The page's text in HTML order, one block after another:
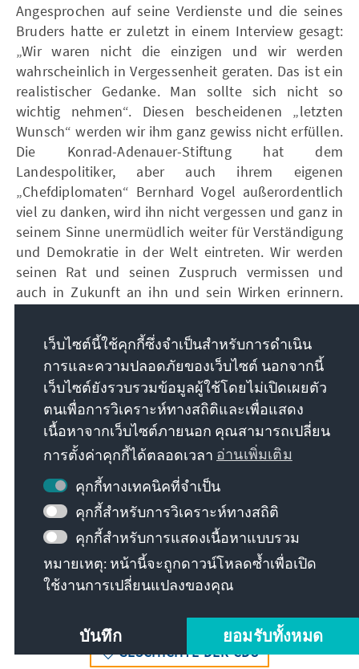
Angesprochen auf seine Verdienste und die seines
Bruders hatte er zuletzt in einem Interview gesagt:
„Wir waren nicht die einzigen und wir werden
wahrscheinlich in Vergessenheit geraten. Das ist ein
realistischer Gedanke. Man sollte sich nicht so
wichtig nehmen“. Diesen bescheidenen „letzten
Wunsch“ werden wir ihm ganz gewiss nicht erfüllen.
Die Konrad-Adenauer-Stiftung hat dem
Landespolitiker, aber auch ihrem eigenen
„Chefdiplomaten“ Bernhard Vogel außerordentlich
viel zu danken, wird ihn nicht vergessen und ganz in
seinem Sinne unermüdlich weiter für Verständigung
und Demokratie in der Welt eintreten. Wir werden
seinen Rat und seinen Zuspruch vermissen und
auch in Zukunft an ihn und sein Wirken erinnern.
Lebzeiten überlassen hat, wird dabei nicht schädlich
sein.
หัวข้อ
GESCHICHTE DER CDU
เว็บไซต์นี้ใช้คุกกี้ซึ่งจำเป็นสำหรับการดำเนิน
การและความปลอดภัยของเว็บไซต์ นอกจากนี้
เว็บไซต์ยังรวบรวมข้อมูลผู้ใช้โดยไม่เปิดเผยตัว
ตนเพื่อการวิเคราะห์ทางสถิติและเพื่อแสดง
เนื้อหาจากเว็บไซต์ภายนอก คุณสามารถเปลี่ยน
การตั้งค่าคุกกี้ได้ตลอดเวลา อ่านเพิ่มเติม
คุกกี้ทางเทคนิคที่จำเป็น
คุกกี้สำหรับการวิเคราะห์ทางสถิติ
คุกกี้สำหรับการแสดงเนื้อหาแบบรวม
หมายเหตุ: หน้านี้จะถูกดาวน์โหลดซ้ำเพื่อเปิด
ใช้งานการเปลี่ยนแปลงของคุณ
บันทึก ยอมรับทั้งหมด